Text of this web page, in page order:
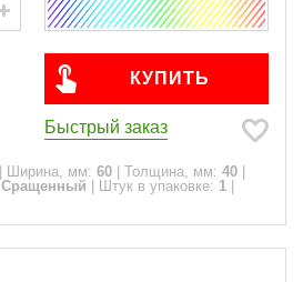
КУПИТЬ
Быстрый заказ
Ширина, мм: 60 Толщина, мм: 40
Сращенный Штук в упаковке: 1